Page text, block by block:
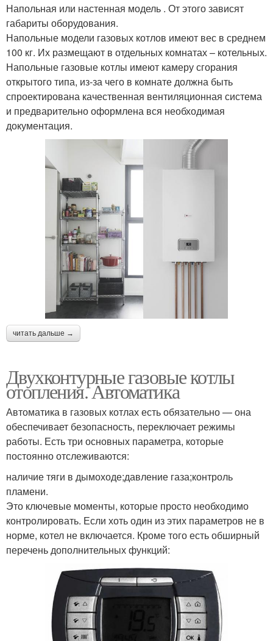
Напольная или настенная модель . От этого зависят
габариты оборудования.
Напольные модели газовых котлов имеют вес в среднем
100 кг. Их размещают в отдельных комнатах – котельных.
Напольные газовые котлы имеют камеру сгорания
открытого типа, из-за чего в комнате должна быть
спроектирована качественная вентиляционная система
и предварительно оформлена вся необходимая
документация.
читать дальше →
Двухконтурные газовые котлы
отопления. Автоматика
Автоматика в газовых котлах есть обязательно — она
обеспечивает безопасность, переключает режимы
работы. Есть три основных параметра, которые
постоянно отслеживаются:
наличие тяги в дымоходе;давление газа;контроль
пламени.
Это ключевые моменты, которые просто необходимо
контролировать. Если хоть один из этих параметров не в
норме, котел не включается. Кроме того есть обширный
перечень дополнительных функций: